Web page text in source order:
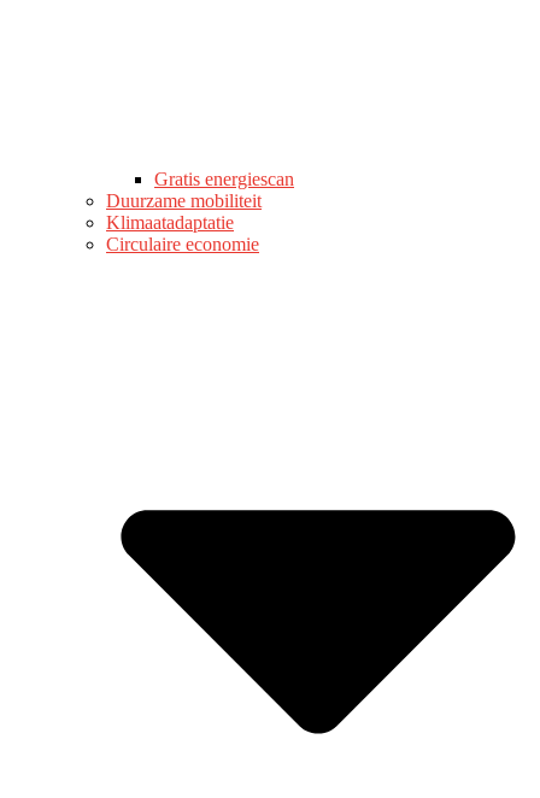
Gratis energiescan
Duurzame mobiliteit
Klimaatadaptatie
Circulaire economie